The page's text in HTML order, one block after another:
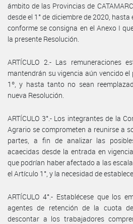
ámbito de las Provincias de
desde el 1° de diciembre de 2020, hasta
conforme se consigna en el Anexo I
la presente Resolución.
ARTÍCULO 2.- Las remuneraciones
mantendrán su vigencia aún vencido
1º, y hasta tanto no sean
nueva Resolución.
ARTÍCULO 3°.- Los integrantes de la
Agrario se comprometen a reunirse a
partes, a fin de analizar las
acaecidas desde la entrada en
que podrían haber afectado a las
el Artículo 1°, y la necesidad de
ARTÍCULO 4°.- Establécese que los
agentes de retención de la cuota
descontar a los trabajadores